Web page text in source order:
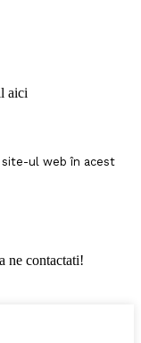
aici
site-ul web în acest
ne contactati!